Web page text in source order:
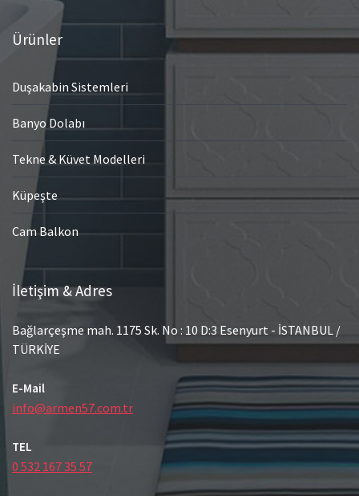
Ürünler
Duşakabin Sistemleri
Banyo Dolabı
Tekne & Küvet Modelleri
Küpeşte
Cam Balkon
İletişim & Adres
Bağlarçeşme mah. 1175 Sk. No : 10 D:3 Esenyurt - İSTANBUL /
TÜRKİYE
E-Mail
info@armen57.com.tr
TEL
0 532 167 35 57